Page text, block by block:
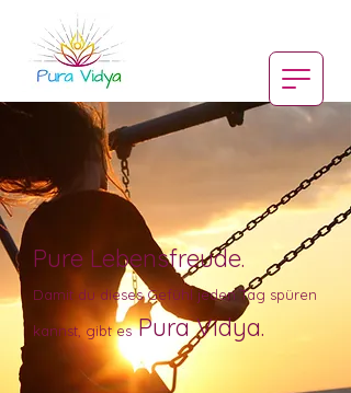
Pure Lebensfreude.
Damit du dieses Gefühl jeden Tag spüren
kannst, gibt esPura Vidya.